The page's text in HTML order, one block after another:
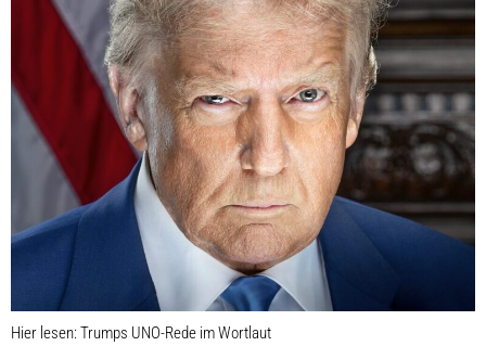
Hier lesen: Trumps UNO-Rede im Wortlaut